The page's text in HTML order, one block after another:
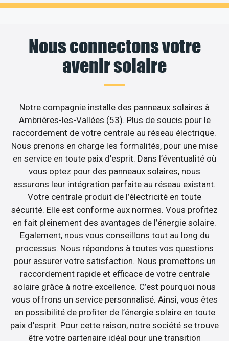
Nous connectons votre
avenir solaire
Notre compagnie installe des panneaux solaires à
Ambrières-les-Vallées (53). Plus de soucis pour le
raccordement de votre centrale au réseau électrique.
Nous prenons en charge les formalités, pour une mise
en service en toute paix d’esprit. Dans l’éventualité où
vous optez pour des panneaux solaires, nous
assurons leur intégration parfaite au réseau existant.
Votre centrale produit de l’électricité en toute
sécurité. Elle est conforme aux normes. Vous profitez
en fait pleinement des avantages de l’énergie solaire.
Egalement, nous vous conseillons tout au long du
processus. Nous répondons à toutes vos questions
pour assurer votre satisfaction. Nous promettons un
raccordement rapide et efficace de votre centrale
solaire grâce à notre excellence. C’est pourquoi nous
vous offrons un service personnalisé. Ainsi, vous êtes
en possibilité de profiter de l’énergie solaire en toute
paix d’esprit. Pour cette raison, notre société se trouve
être votre partenaire idéal pour une transition